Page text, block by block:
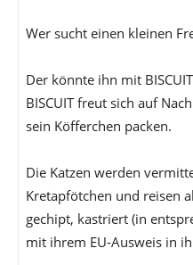
Wer sucht einen kleinen
Der könnte ihn mit
BISCUIT freut sich auf
sein Köfferchen packen.
Die Katzen werden
Kretapfötchen und reisen
gechipt, kastriert (in
mit ihrem EU-Ausweis in